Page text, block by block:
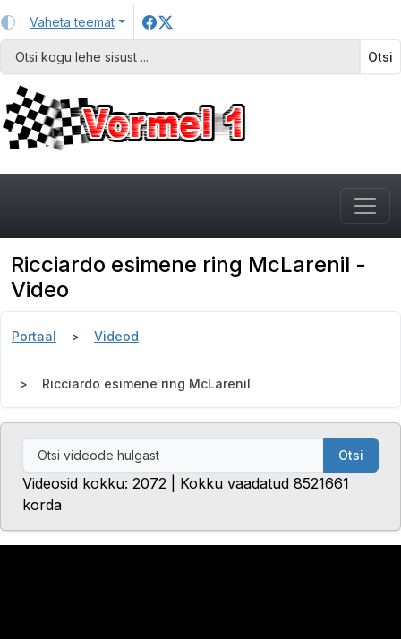
Vaheta teemat
Otsi
Ricciardo esimene ring McLarenil -
Video
Portaal Videod
Ricciardo esimene ring McLarenil
Otsi
Videosid kokku: 2072 | Kokku vaadatud 8521661
korda